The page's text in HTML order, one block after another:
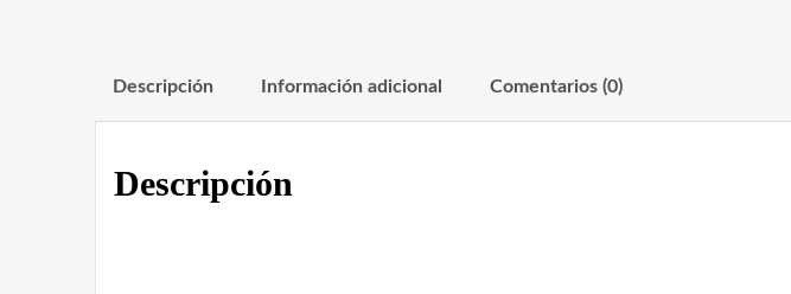
Descripción Información adicional Comentarios (0)
Descripción